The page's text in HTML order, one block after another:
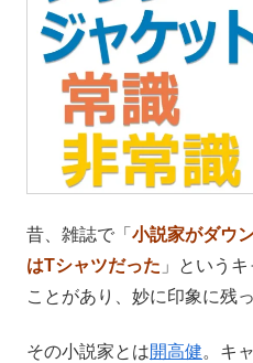
昔、雑誌で「 小説家がダウ
はTシャツだった 」という
ことがあり、妙に印象に残
その小説家とは開高健。キ